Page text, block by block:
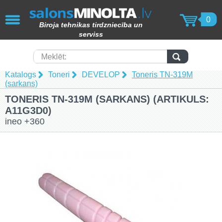
Biroja tehnikas tirdzniecība un
serviss
0
Meklēt:
Katalogs Toneri DEVELOP
Toneris TN-319M
(sarkans)
TONERIS TN-319M (SARKANS) (ARTIKULS:
A11G3D0)
ineo +360
AIZVĒRT
KOPĒTĀJI / PRINTERI / SKENERI
(49)
Papīra smalcinātāji (62)
Laminēšanas iekārtas (15)
Iesiešanas tehnika (17)
Toneri (102)
Papīra produkcija (82)
Laminēšanas kabatiņas (15)